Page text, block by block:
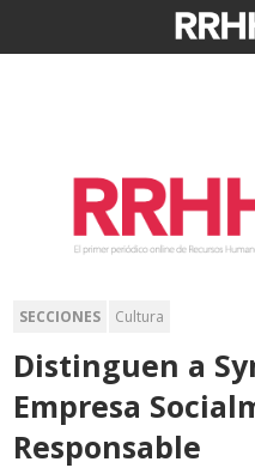
SECCIONES Cultura
Distinguen a
Empresa
Responsable